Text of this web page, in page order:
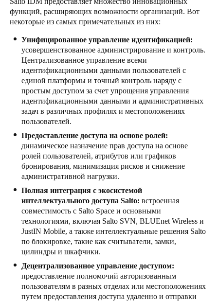
функций, расширяющих возможности организаций. Вот
некоторые из самых примечательных из них:
Унифицированное управление идентификацией:
усовершенствованное администрирование и контроль.
Централизованное управление всеми
идентификационными данными пользователей с
единой платформы и точный контроль наряду с
простым доступом за счет упрощения управления
идентификационными данными и административных
задач в различных профилях и местоположениях
пользователей.
Предоставление доступа на основе ролей:
динамическое назначение прав доступа на основе
ролей пользователей, атрибутов или графиков
бронирования, минимизация рисков и снижение
административной нагрузки.
Полная интеграция с экосистемой
интеллектуального доступа Salto: встроенная
совместимость с Salto Space и основными
технологиями, включая Salto SVN, BLUEnet Wireless и
JustIN Mobile, а также интеллектуальные решения Salto
по блокировке, такие как считыватели, замки,
цилиндры и шкафчики.
Децентрализованное управление доступом:
предоставление полномочий авторизованным
пользователям в разных отделах или местоположениях
путем предоставления доступа удаленно и отправки